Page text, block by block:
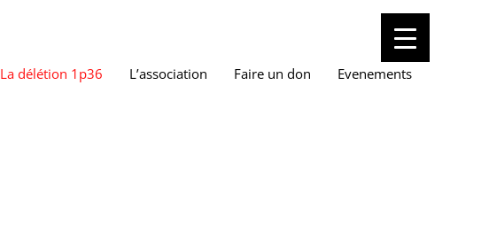
La délétion 1p36 L’association Faire un don Evenements